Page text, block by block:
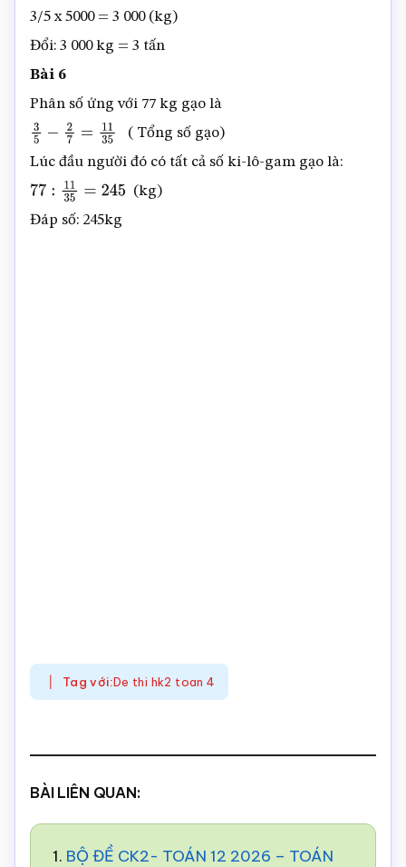
3/5 x 5000 = 3 000 (kg)
Đổi: 3 000 kg = 3 tấn
Bài 6
Phân số ứng với 77 kg gạo là
35 7= 11 35
( Tổng số gạo)
Lúc đầu người đó có tất cả số ki-lô-gam gạo là:
77 11 35 =245
(kg)
Đáp số: 245kg
Tag với:De thi hk2 toan 4
BÀI LIÊN QUAN:
1. BỘ ĐỀ CK2- TOÁN 12 2026 – TOÁN